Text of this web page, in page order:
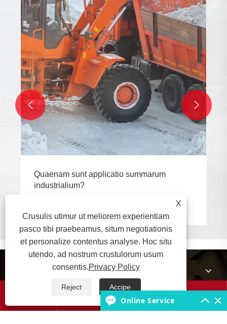
Quaenam sunt applicatio summarum
industrialium?
 

X
Crusulis utimur ut meliorem experientiam
pasco tibi praebeamus, situm negotiationis
et personalize contentus analyse. Hoc situ
utendo, ad nostrum crustulorum usum
consentis.Privacy Policy
Reject Accipe
Online Service